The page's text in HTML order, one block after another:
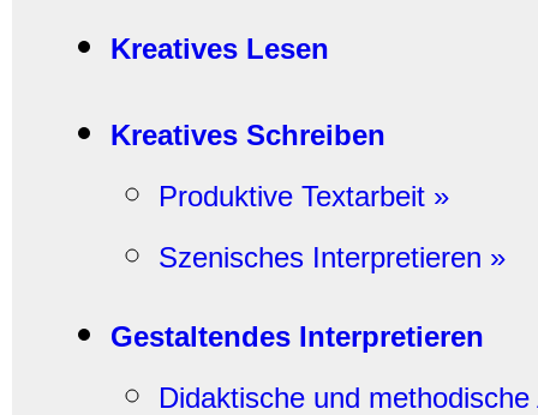
Kreatives Lesen
Kreatives Schreiben
Produktive Textarbeit »
Szenisches Interpretieren »
Gestaltendes Interpretieren
Didaktische und